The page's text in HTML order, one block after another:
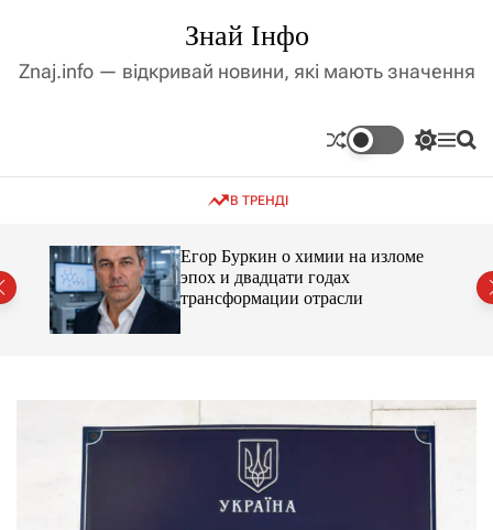
д
і
с
Знай Інфо
Znaj.info — відкривай новини, які мають значення
П
к
р
о
М П
В ТРЕНДІ
Егор Буркин о химии на изломе
эпох и двадцати годах
трансформации отрасли